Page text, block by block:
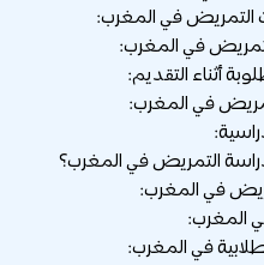
في المغرب:
في المغرب:
أثناء التقديم:
في المغرب:
التمريض في المغرب؟
في المغرب:
المغرب:
في المغرب: